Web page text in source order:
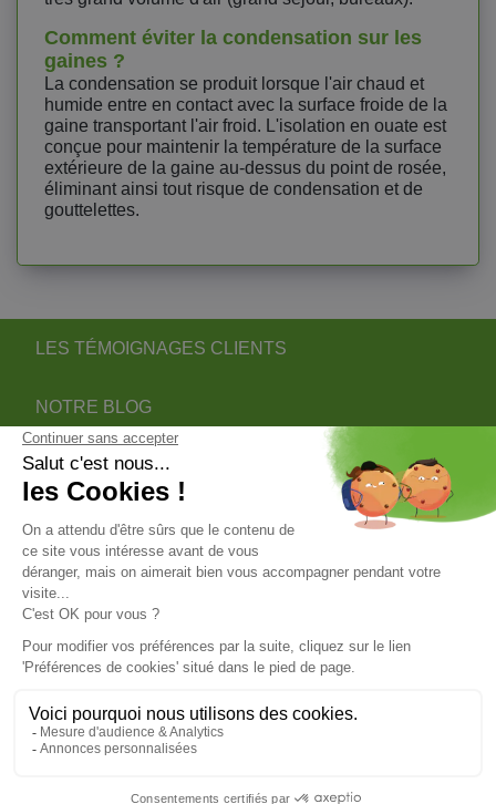
Comment éviter la condensation sur les
gaines ?
La condensation se produit lorsque l'air chaud et
humide entre en contact avec la surface froide de la
gaine transportant l'air froid. L'isolation en ouate est
conçue pour maintenir la température de la surface
extérieure de la gaine au-dessus du point de rosée,
éliminant ainsi tout risque de condensation et de
gouttelettes.
LES TÉMOIGNAGES CLIENTS
NOTRE BLOG
DEVENIR PARTENAIRE INSTALLATEUR
NOTRE SERVICE APRÈS VENTE
NOS PARTENAIRES OFFICIELS
INFORMATIONS
VOTRE COMPTE
© 2026 - ClimOnline - Tous droits réservés